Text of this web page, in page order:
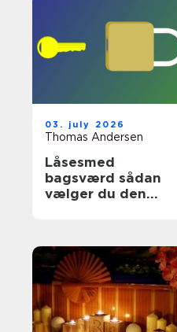
03. july 2026
Thomas Andersen
Låsesmed
bagsværd sådan
vælger du den